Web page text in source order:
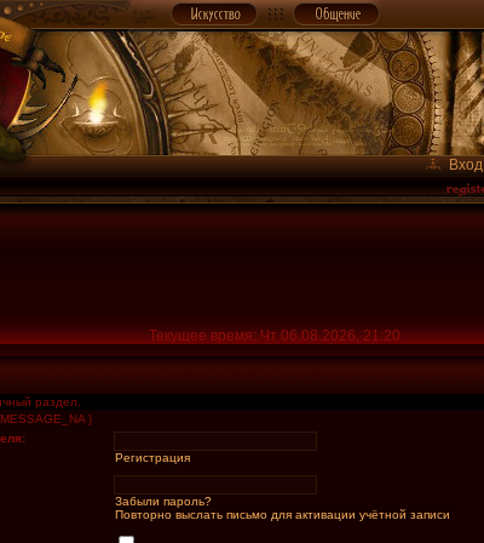
Вход
Текущее время: Чт 06.08.2026, 21:20
раздел.
}
Регистрация
Забыли пароль?
Повторно выслать письмо для активации учётной записи